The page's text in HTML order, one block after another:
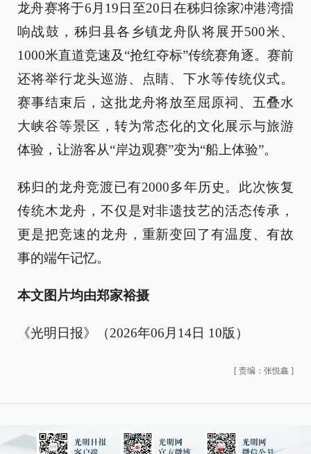
龙舟赛将于6月19日至20日在秭归徐家冲港湾擂
响战鼓，秭归县各乡镇龙舟队将展开500米、
1000米直道竞速及“抢红夺标”传统赛角逐。赛前
还将举行龙头巡游、点睛、下水等传统仪式。
赛事结束后，这批龙舟将放至屈原祠、五叠水
大峡谷等景区，转为常态化的文化展示与旅游
体验，让游客从“岸边观赛”变为“船上体验”。
秭归的龙舟竞渡已有2000多年历史。此次恢复
传统木龙舟，不仅是对非遗技艺的活态传承，
更是把竞速的龙舟，重新变回了有温度、有故
事的端午记忆。
本文图片均由郑家裕摄
《光明日报》（2026年06月14日 10版）
[ 责编：张悦鑫 ]